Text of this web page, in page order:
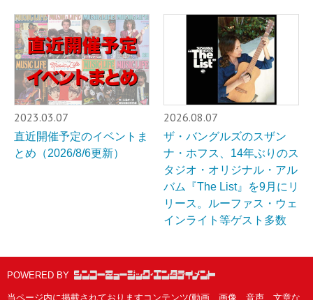
2023.03.07
直近開催予定のイベントま
とめ（2026/8/6更新）
2026.08.07
ザ・バングルズのスザン
ナ・ホフス、14年ぶりのス
タジオ・オリジナル・アル
バム『The List』を9月にリ
リース。ルーファス・ウェ
インライト等ゲスト多数
POWERED BY
当ページ内に掲載されておりますコンテンツ(動画、画像、音声、文章な